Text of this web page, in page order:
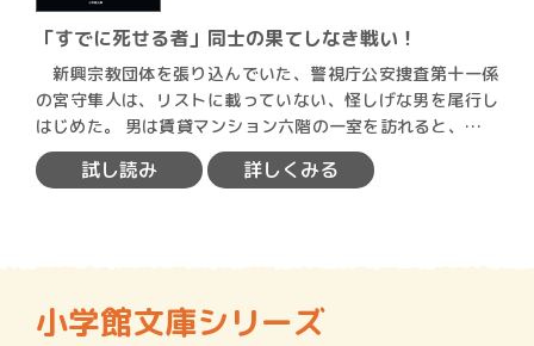
「すでに死せる者」同士の果てしなき戦い！
新興宗教団体を張り込んでいた、警視庁公安捜査第十一係
の宮守隼人は、リストに載っていない、怪しげな男を尾行し
はじめた。 男は賃貸マンション六階の一室を訪れると、玄関
先で…
試し読み 詳しくみる
小学館文庫シリーズ